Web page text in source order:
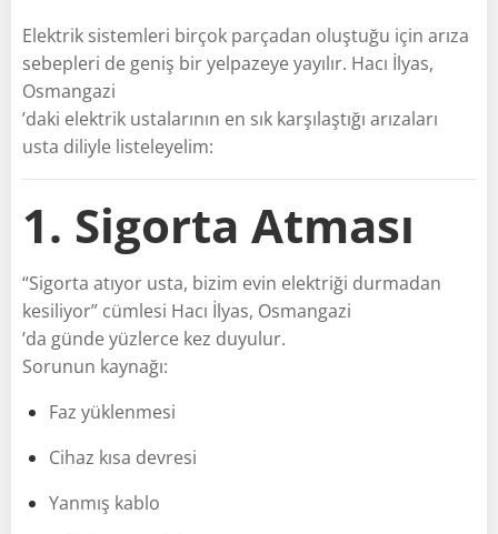
Elektrik sistemleri birçok parçadan oluştuğu için arıza
sebepleri de geniş bir yelpazeye yayılır. Hacı İlyas,
Osmangazi
’daki elektrik ustalarının en sık karşılaştığı arızaları
usta diliyle listeleyelim:
1. Sigorta Atması
“Sigorta atıyor usta, bizim evin elektriği durmadan
kesiliyor” cümlesi Hacı İlyas, Osmangazi
’da günde yüzlerce kez duyulur.
Sorunun kaynağı:
Faz yüklenmesi
Cihaz kısa devresi
Yanmış kablo